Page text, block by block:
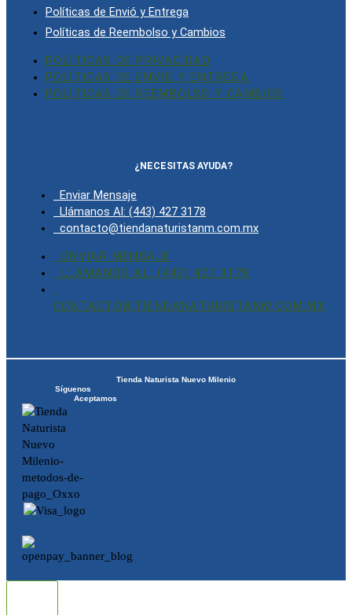
Políticas de Envió y Entrega
Políticas de Reembolso y Cambios
POLÍTICAS DE PRIVACIDAD
POLÍTICAS DE ENVIÓ Y ENTREGA
POLÍTICAS DE REEMBOLSO Y CAMBIOS
¿NECESITAS AYUDA?
Enviar Mensaje
Llámanos Al: (443) 427 3178
contacto@tiendanaturistanm.com.mx
ENVIAR MENSAJE
LLÁMANOS AL: (443) 427 3178
CONTACTO@TIENDANATURISTANM.COM.MX
Tienda Naturista Nuevo Milenio
Síguenos
Aceptamos